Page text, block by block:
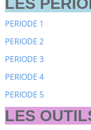
PERIODE 1
PERIODE 2
PERIODE 3
PERIODE 4
PERIODE 5
LES